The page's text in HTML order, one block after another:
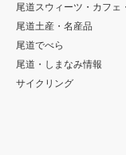
尾道スウィーツ・カフェ
尾道土産・名産品
尾道でべら
尾道・しまなみ情報
サイクリング